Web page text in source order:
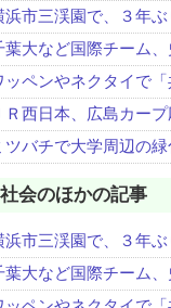
浜市三渓園で、３年
葉大など国際チーム
ッペンやネクタイで
Ｒ西日本、広島カー
ツバチで大学周辺の
社会のほかの記事
浜市三渓園で、３年
葉大など国際チーム